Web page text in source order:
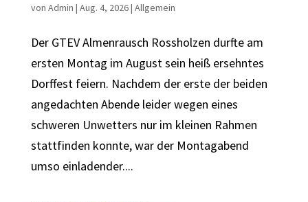
von Admin | Aug. 4, 2026| Allgemein
Der GTEV Almenrausch Rossholzen durfte am
ersten Montag im August sein heiß ersehntes
Dorffest feiern. Nachdem der erste der beiden
angedachten Abende leider wegen eines
schweren Unwetters nur im kleinen Rahmen
stattfinden konnte, war der Montagabend
umso einladender....